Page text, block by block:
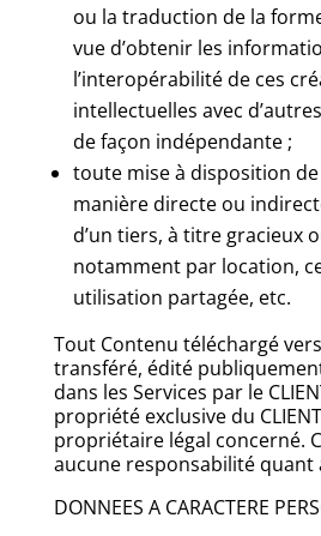
ou la traduction de la
vue d’obtenir les
l’interopérabilité de ces
intellectuelles avec
de façon indépendante ;
toute mise à disposition de
manière directe ou
d’un tiers, à titre gracieux
notamment par location,
utilisation partagée, etc.
Tout Contenu téléchargé
transféré, édité
dans les Services par le
propriété exclusive du
propriétaire légal concerné.
aucune responsabilité quant
DONNEES A CARACTERE